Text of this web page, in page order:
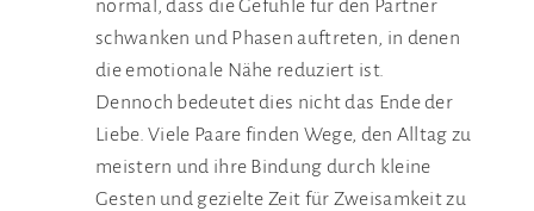
normal, dass die Gefühle für den Partner
schwanken und Phasen auftreten, in denen
die emotionale Nähe reduziert ist.
Dennoch bedeutet dies nicht das Ende der
Liebe. Viele Paare finden Wege, den Alltag zu
meistern und ihre Bindung durch kleine
Gesten und gezielte Zeit für Zweisamkeit zu